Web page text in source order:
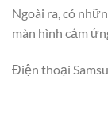
Ngoài ra, có
màn hình cảm
Điện thoại